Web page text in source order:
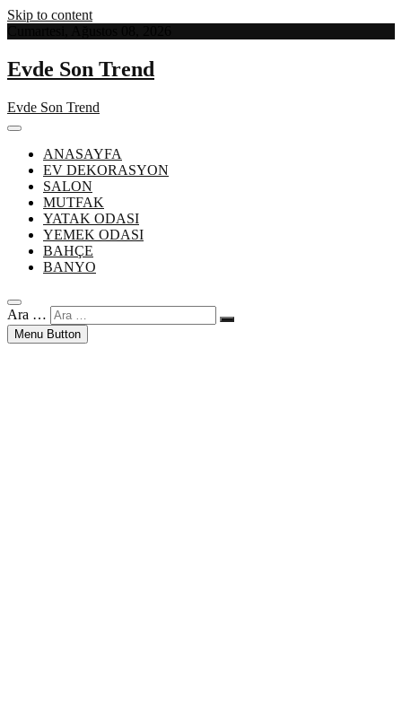
Skip to content
Evde Son Trend
Evde Son Trend
ANASAYFA
EV DEKORASYON
SALON
MUTFAK
YATAK ODASI
YEMEK ODASI
BAHÇE
BANYO
Ara …
Menu Button